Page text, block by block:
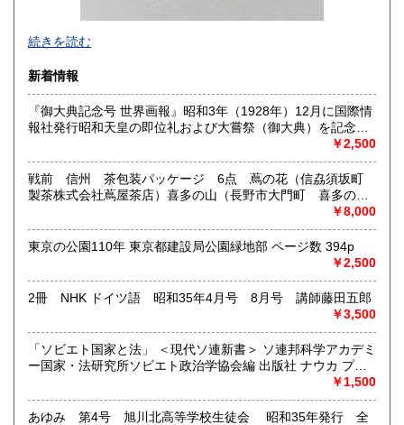
最寄駅：花小金井
営業時間：10:00〜18:00
定休日：不定休
古本・骨董品の出張買取のお申込み・ご予約は、お電話・ま
たはメールにて承っております。 お気軽にお問合わせくださ
出張費は無料です。旧家、蔵のあるお宅、昭和40年以前の古
いお宅の買取は、遠方でも大歓迎です。
取り扱い分野
社会科学、美術工芸、古典籍、近代文献、外国書
続きを読む
新着情報
『御大典記念号 世界画報』昭和3年（1928年）12月に国際情
報社発行昭和天皇の即位礼および大嘗祭（御大典）を記念す
るグラフ雑誌の臨時増刊号です。当時の儀式の様子や関連行
事を写した貴重な写真や解説が多数収録されています。
￥2,500
戦前 信州 茶包装パッケージ 6点 蔦の花（信劦須坂町
製茶株式会社蔦屋茶店）喜多の山（長野市大門町 喜多の園
本店）西沢園（長野県中堅町 西澤園本舗）梅の花（信州須
坂市梅の園茶店）奈良此園（信州中野町 西澤茶舗）美泉瀧
（信州長野市新町 茶間屋美濃久商店）瀧の音（信濃吉田本
￥8,000
東京の公園110年 東京都建設局公園緑地部 ページ数 394p
￥2,500
2冊 NHK ドイツ語 昭和35年4月号 8月号 講師藤田五郎
￥3,500
「ソビエト国家と法」 ＜現代ソ連新書＞ ソ連邦科学アカデミ
ー国家・法研究所ソビエト政治学協会編 出版社 ナウカ プロ
￥1,500
あゆみ 第4号 旭川北高等学校生徒会 昭和35年発行 全